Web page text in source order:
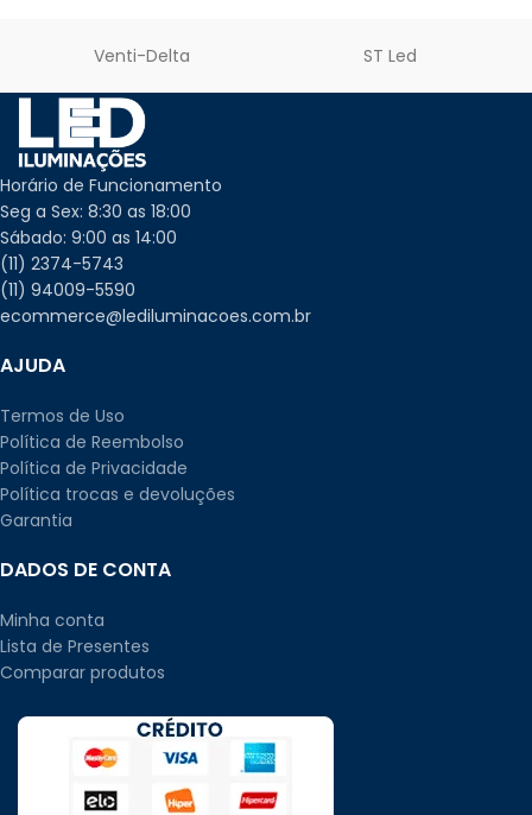
Venti-Delta ST Led
Horário de Funcionamento
Seg a Sex: 8:30 as 18:00
Sábado: 9:00 as 14:00
(11) 2374-5743
(11) 94009-5590
ecommerce@lediluminacoes.com.br
AJUDA
Termos de Uso
Política de Reembolso
Política de Privacidade
Política trocas e devoluções
Garantia
DADOS DE CONTA
Minha conta
Lista de Presentes
Comparar produtos